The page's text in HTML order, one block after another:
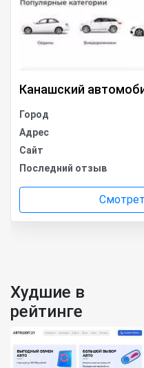
Канашский
Город
Адрес
Сайт
Последний отзыв
Худшие в
рейтинге